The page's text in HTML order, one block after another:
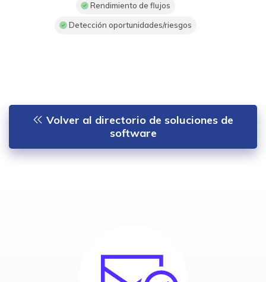
Rendimiento de flujos
Detección oportunidades/riesgos
Volver al directorio de soluciones de
software